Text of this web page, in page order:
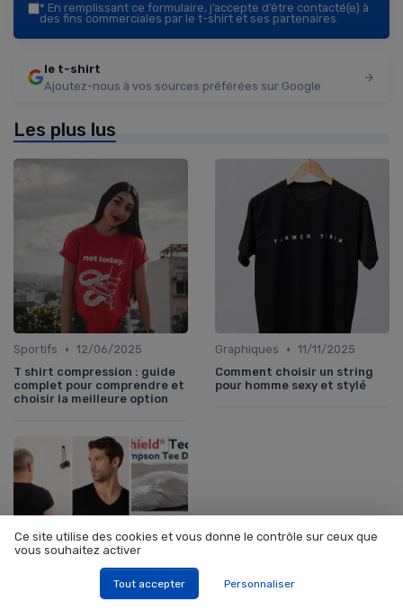
* En remplissant ce formulaire, j’accepte d’être contacté(e) à
des fins commerciales par le t-shirt et ses partenaires.
le t-shirt
Ajoutez-nous à vos sources préférées sur Google
Les plus lus
Sportifs • 12/06/2025
T shirt compression : guide
complet pour comprendre et
choisir la meilleure option
Graphiques • 11/11/2025
Comment choisir un string
pour homme sexy et stylé
Ce site utilise des cookies et vous donne le contrôle sur ceux que
vous souhaitez activer
Tout accepter Personnaliser